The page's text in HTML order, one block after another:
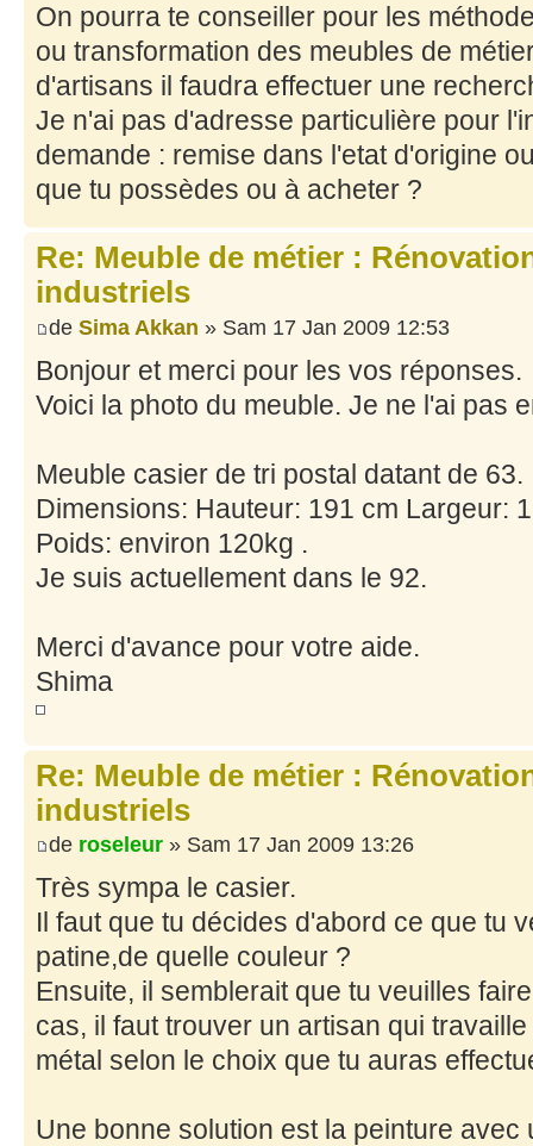
On pourra te conseiller pour les
ou transformation des meubles de
d'artisans il faudra effectuer une
Je n'ai pas d'adresse particulière pour
demande : remise dans l'etat d'origine
que tu possèdes ou à acheter ?
Re: Meuble de métier :
industriels
de Sima Akkan » Sam 17 Jan 2009 12:53
Bonjour et merci pour les vos réponses.
Voici la photo du meuble. Je ne l'ai pas
Meuble casier de tri postal datant de 63.
Dimensions: Hauteur: 191 cm Largeur:
Poids: environ 120kg .
Je suis actuellement dans le 92.
Merci d'avance pour votre aide.
Shima
Re: Meuble de métier :
industriels
de roseleur » Sam 17 Jan 2009 13:26
Très sympa le casier.
Il faut que tu décides d'abord ce que tu
patine,de quelle couleur ?
Ensuite, il semblerait que tu veuilles
cas, il faut trouver un artisan qui
métal selon le choix que tu auras
Une bonne solution est la peinture avec